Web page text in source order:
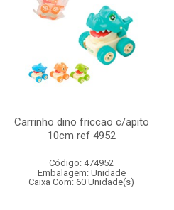
Carrinho dino friccao c/apito
10cm ref 4952
Código: 474952
Embalagem: Unidade
Caixa Com: 60 Unidade(s)